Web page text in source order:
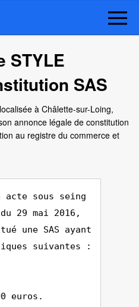
STYLE
SAS
à Châlette-sur-Loing,
annonce légale de constitution
au registre du commerce et
acte sous seing
29 mai 2016,
une SAS ayant
suivantes :
euros.